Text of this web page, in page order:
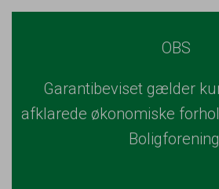
OBS
Garantibeviset gælder
afklarede økonomiske